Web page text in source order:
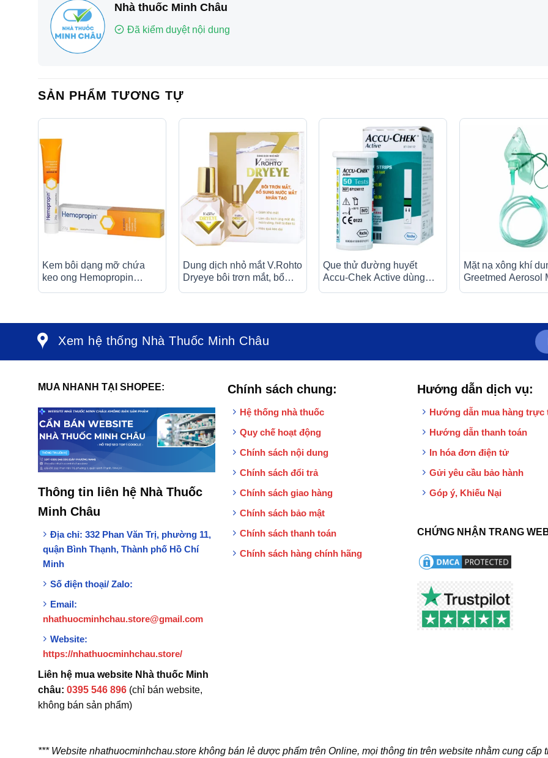
Nhà thuốc Minh Châu
Đã kiểm duyệt nội dung
SẢN PHẨM TƯƠNG TỰ
Kem bôi dạng mỡ chứa
keo ong Hemopropin
Dung dịch nhỏ mắt V.Rohto
Dryeye bôi trơn mắt, bổ
Que thử đường huyết
Accu-Chek Active dùng
Mặt nạ xông khí
Greetmed Aerosol
Xem hệ thống Nhà Thuốc Minh Châu
MUA NHANH TẠI SHOPEE:
Thông tin liên hệ Nhà Thuốc
Minh Châu
Địa chỉ: 332 Phan Văn Trị, phường 11,
quận Bình Thạnh, Thành phố Hồ Chí
Minh
Số điện thoại/ Zalo:
Email:
nhathuocminhchau.store@gmail.com
Website:
https://nhathuocminhchau.store/
Liên hệ mua website Nhà thuốc Minh
châu: 0395 546 896(chỉ bán website,
không bán sản phẩm)
Chính sách chung:
Hệ thống nhà thuốc
Quy chế hoạt động
Chính sách nội dung
Chính sách đổi trả
Chính sách giao hàng
Chính sách bảo mật
Chính sách thanh toán
Chính sách hàng chính hãng
Hướng dẫn dịch vụ:
Hướng dẫn mua hàng trực
Hướng dẫn thanh toán
In hóa đơn điện tử
Gửi yêu cầu bảo hành
Góp ý, Khiếu Nại
CHỨNG NHẬN TRANG
*** Website nhathuocminhchau.store không bán lẻ dược phẩm trên Online, mọi thông tin trên website nhằm cung